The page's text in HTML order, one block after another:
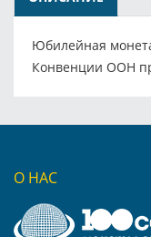
Юбилейная
Конвенции ООН
О НАС